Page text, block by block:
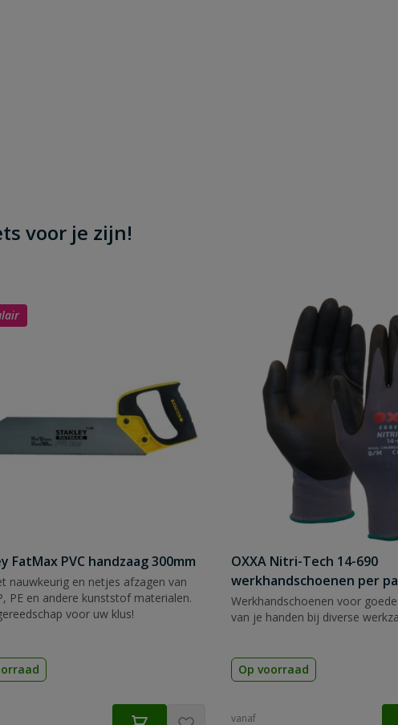
voor je zijn!
FatMax PVC handzaag 300mm
nauwkeurig en netjes afzagen van
PE en andere kunststof materialen.
voor uw klus!
OXXA Nitri-Tech 14-690
werkhandschoenen per
Werkhandschoenen voor
van je handen bij diverse
Op voorraad
vanaf